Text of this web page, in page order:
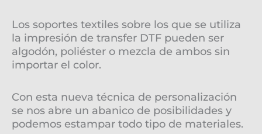
Los soportes textiles sobre los que se utiliza
la impresión de transfer DTF pueden ser
algodón, poliéster o mezcla de ambos sin
importar el color.
Con esta nueva técnica de personalización
se nos abre un abanico de posibilidades y
podemos estampar todo tipo de materiales.